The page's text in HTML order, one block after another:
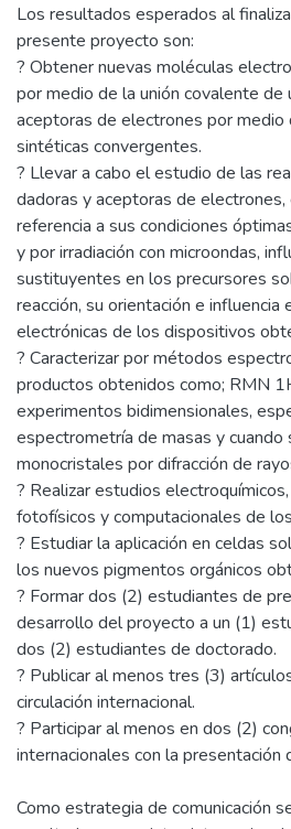
Los resultados esperados al
presente proyecto son:
? Obtener nuevas moléculas
por medio de la unión covalente de
aceptoras de electrones por
sintéticas convergentes.
? Llevar a cabo el estudio de las
dadoras y aceptoras de electrones,
referencia a sus condiciones
y por irradiación con microondas,
sustituyentes en los precursores
reacción, su orientación e influencia
electrónicas de los dispositivos
? Caracterizar por métodos
productos obtenidos como; RMN
experimentos bidimensionales,
espectrometría de masas y
monocristales por difracción de
? Realizar estudios
fotofísicos y computacionales de
? Estudiar la aplicación en celdas
los nuevos pigmentos orgánicos
? Formar dos (2) estudiantes de
desarrollo del proyecto a un (1)
dos (2) estudiantes de doctorado.
? Publicar al menos tres (3)
circulación internacional.
? Participar al menos en dos (2)
internacionales con la
Como estrategia de comunicación